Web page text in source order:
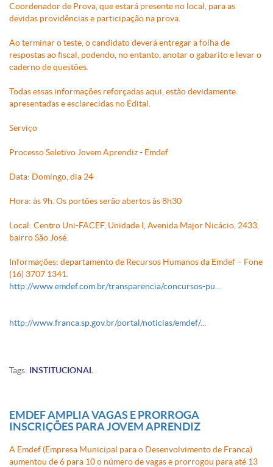
Coordenador de Prova, que estará presente no local, para as
devidas providências e participação na prova.
Ao terminar o teste, o candidato deverá entregar a folha de
respostas ao fiscal, podendo, no entanto, anotar o gabarito e levar o
caderno de questões.
Todas essas informações reforçadas aqui, estão devidamente
apresentadas e esclarecidas no Edital.
Serviço
Processo Seletivo Jovem Aprendiz - Emdef
Data: Domingo, dia 24
Hora: às 9h. Os portões serão abertos às 8h30
Local: Centro Uni-FACEF, Unidade I, Avenida Major Nicácio, 2433,
bairro São José.
Informações: departamento de Recursos Humanos da Emdef – Fone
(16) 3707 1341
http://www.emdef.com.br/transparencia/concursos-pu...
http://www.franca.sp.gov.br/portal/noticias/emdef/...
Tags: INSTITUCIONAL
EMDEF AMPLIA VAGAS E PRORROGA
INSCRIÇÕES PARA JOVEM APRENDIZ
A Emdef (Empresa Municipal para o Desenvolvimento de Franca)
aumentou de 6 para 10 o número de vagas e prorrogou para até 13